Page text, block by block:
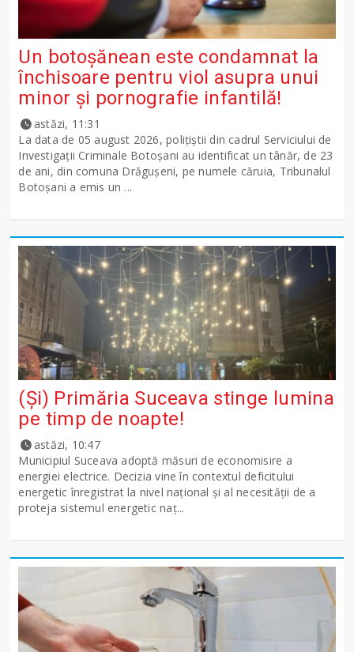
Un botoșănean este condamnat la
închisoare pentru viol asupra unui
minor și pornografie infantilă!
astăzi, 11:31
La data de 05 august 2026, polițiștii din cadrul Serviciului de
Investigații Criminale Botoșani au identificat un tânăr, de 23
de ani, din comuna Drăgușeni, pe numele căruia, Tribunalul
Botoșani a emis un ...
(Și) Primăria Suceava stinge lumina
pe timp de noapte!
astăzi, 10:47
Municipiul Suceava adoptă măsuri de economisire a
energiei electrice. Decizia vine în contextul deficitului
energetic înregistrat la nivel național și al necesității de a
proteja sistemul energetic naț...